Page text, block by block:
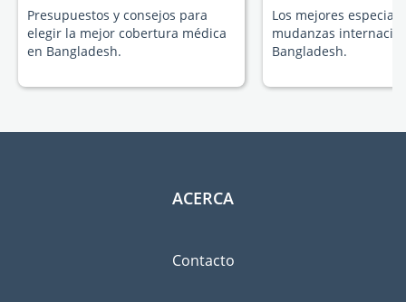
Presupuestos y consejos para
elegir la mejor cobertura médica
en Bangladesh.
Los mejores
mudanzas
Bangladesh.
ACERCA
Contacto